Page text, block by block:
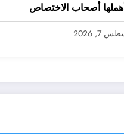
أصحاب الاختصاص
7, 2026